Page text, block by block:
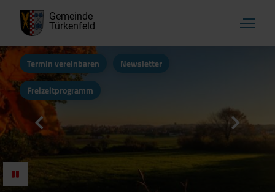
Gemeinde
Türkenfeld
Termin vereinbaren Newsletter
Freizeitprogramm